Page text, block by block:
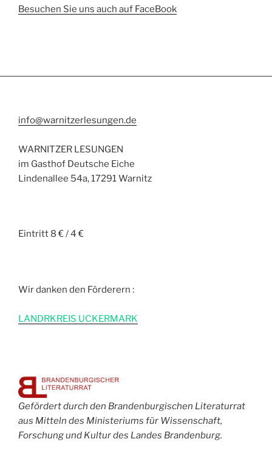
Besuchen Sie uns auch auf FaceBook
info@warnitzerlesungen.de
WARNITZER LESUNGEN
im Gasthof Deutsche Eiche
Lindenallee 54a, 17291 Warnitz
Eintritt 8 € / 4 €
Wir danken den Förderern :
LANDRKREIS UCKERMARK
Gefördert durch den Brandenburgischen Literaturrat
aus Mitteln des Ministeriums für Wissenschaft,
Forschung und Kultur des Landes Brandenburg.